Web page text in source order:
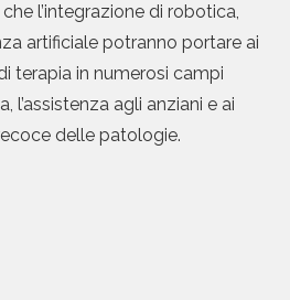
l’integrazione di robotica,
artificiale potranno portare ai
terapia in numerosi campi
l’assistenza agli anziani e ai
delle patologie.